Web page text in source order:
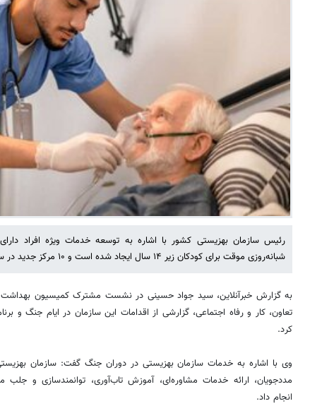
شبانه‌روزی موقت برای کودکان زیر ۱۴ سال ایجاد شده است و ۱۰ مرکز جدید در سال جاری راه‌اندازی می‌شود.
به گزارش خبرآنلاین، سید جواد حسینی در نشست مشترک کمیسیون
تعاون، کار و رفاه اجتماعی، گزارشی از اقدامات این سازمان در ایام جنگ و
کرد.
وی با اشاره به خدمات سازمان بهزیستی در دوران جنگ گفت: سازمان
مددجویان، ارائه خدمات مشاوره‌ای، آموزش تاب‌آوری، توانمندسازی و
انجام داد.